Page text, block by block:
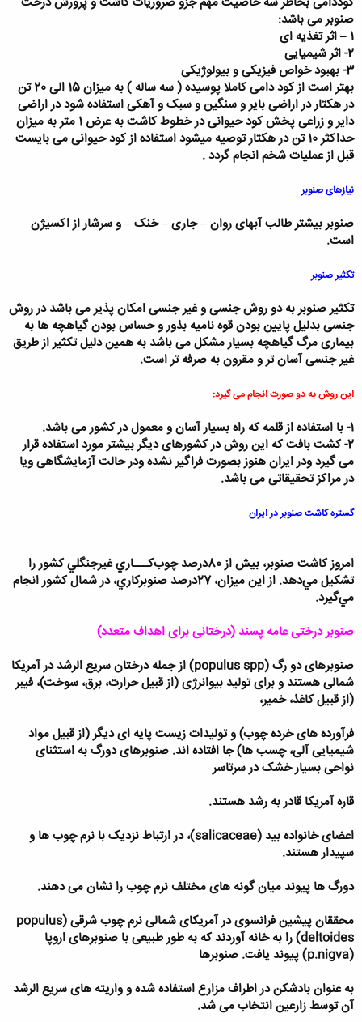
صنوبر می باشد:
1
–اثر تغذیه ای
2- اثر شیمیایی
3- بهبود خواص فیزیکی و بیولوژیکی
بهتر است از کود دامی کاملا پوسیده ( سه ساله ) به میزان 15 الی 20 تن
در هکتار در اراضی بایر و سنگین و سبک و آهکی استفاده شود در اراضی
دایر و زراعی پخش کود حیوانی در خطوط کاشت به عرض 1 متر به میزان
حداکثر 10 تن در هکتار توصیه میشود استفاده از کود حیوانی می بایست
قبل از عملیات شخم انجام گردد .
نیازهای صنوبر
صنوبر بیشتر طالب آبهای روان–جاری–خنک–و سرشار از اکسیژن
است.
تکثیر صنوبر
تکثیر صنوبر به دو روش جنسی و غیر جنسی امکان پذیر می باشد در روش
جنسی بدلیل پایین بودن قوه نامیه بذور و حساس بودن گیاهچه ها به
بیماری مرگ گیاهچه بسیار مشکل می باشد به همین دلیل تکثیر از طریق
غیر جنسی آسان تر و مقرون به صرفه تر است.
این روش به دو صورت انجام می گیرد:
1- با استفاده از قلمه که راه بسیار آسان و معمول در کشور می باشد.
2- کشت بافت که این روش در کشورهای دیگر بیشتر مورد استفاده قرار
می گیرد ودر ایران هنوز بصورت فراگیر نشده ودر حالت آزمایشگاهی ویا
در مراکز تحقیقاتی می باشد.
گستره كاشت صنوبر در ايران
امروز کاشت صنوبر، بيش از 80درصد چوب‌کـــاري غيرجنگلي کشور را
تشکيل مي‌دهد. از اين ميزان،‌ 27درصد صنوبرکاري، در شمال کشور انجام
مي‌گيرد.
صنوبردرختی عامه پسند (درختانی برای اهداف متعدد)
صنوبرهای دو رگ (populus spp) از جمله درختان سریع الرشد در آمریکا
شمالی هستند و برای تولید بیوانرژی (از قبیل حرارت، برق، سوخت)، فیبر
(از قبیل کاغذ، خمیر،
فرآورده های خرده چوب) و تولیدات زیست پایه ای دیگر (از قبیل مواد
شیمیایی آلی، چسب ها) جا افتاده اند. صنوبرهای دورگ به استثنای
نواحی بسیار خشک در سرتاسر
قاره آمریکا قادر به رشد هستند.
اعضای خانواده بید (salicaceae)، در ارتباط نزدیک با نرم چوب ها و
سپیدار هستند.
دورگ ها پیوند میان گونه های مختلف نرم چوب را نشان می دهند.
محققان پیشین فرانسوی در آمریکای شمالی نرم چوب شرقی (populus
deltoides) را به خانه آوردند که به طور طبیعی با صنوبرهای اروپا
(
p.nigva) پیوند یافت. صنوبرها
به عنوان بادشکن در اطراف مزارع استفاده شده و واریته های سریع الرشد
آن توسط زارعین انتخاب می شد.